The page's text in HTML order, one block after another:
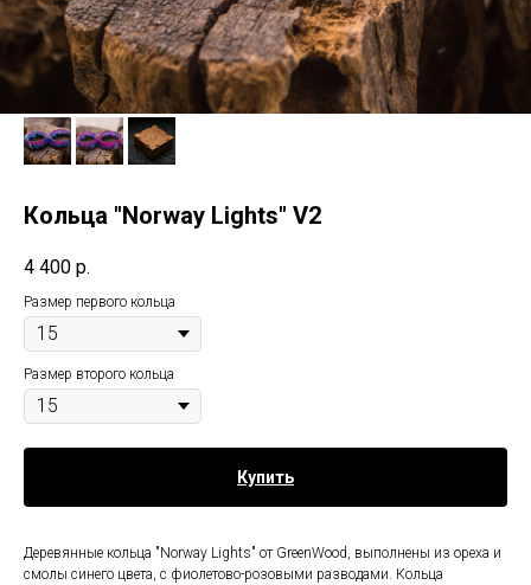
Кольца "Norway Lights" V2
4 400 р.
Размер первого кольца
Размер второго кольца
Купить
Деревянные кольца "Norway Lights" от GreenWood, выполнены из ореха и
смолы синего цвета, с фиолетово-розовыми разводами. Кольца